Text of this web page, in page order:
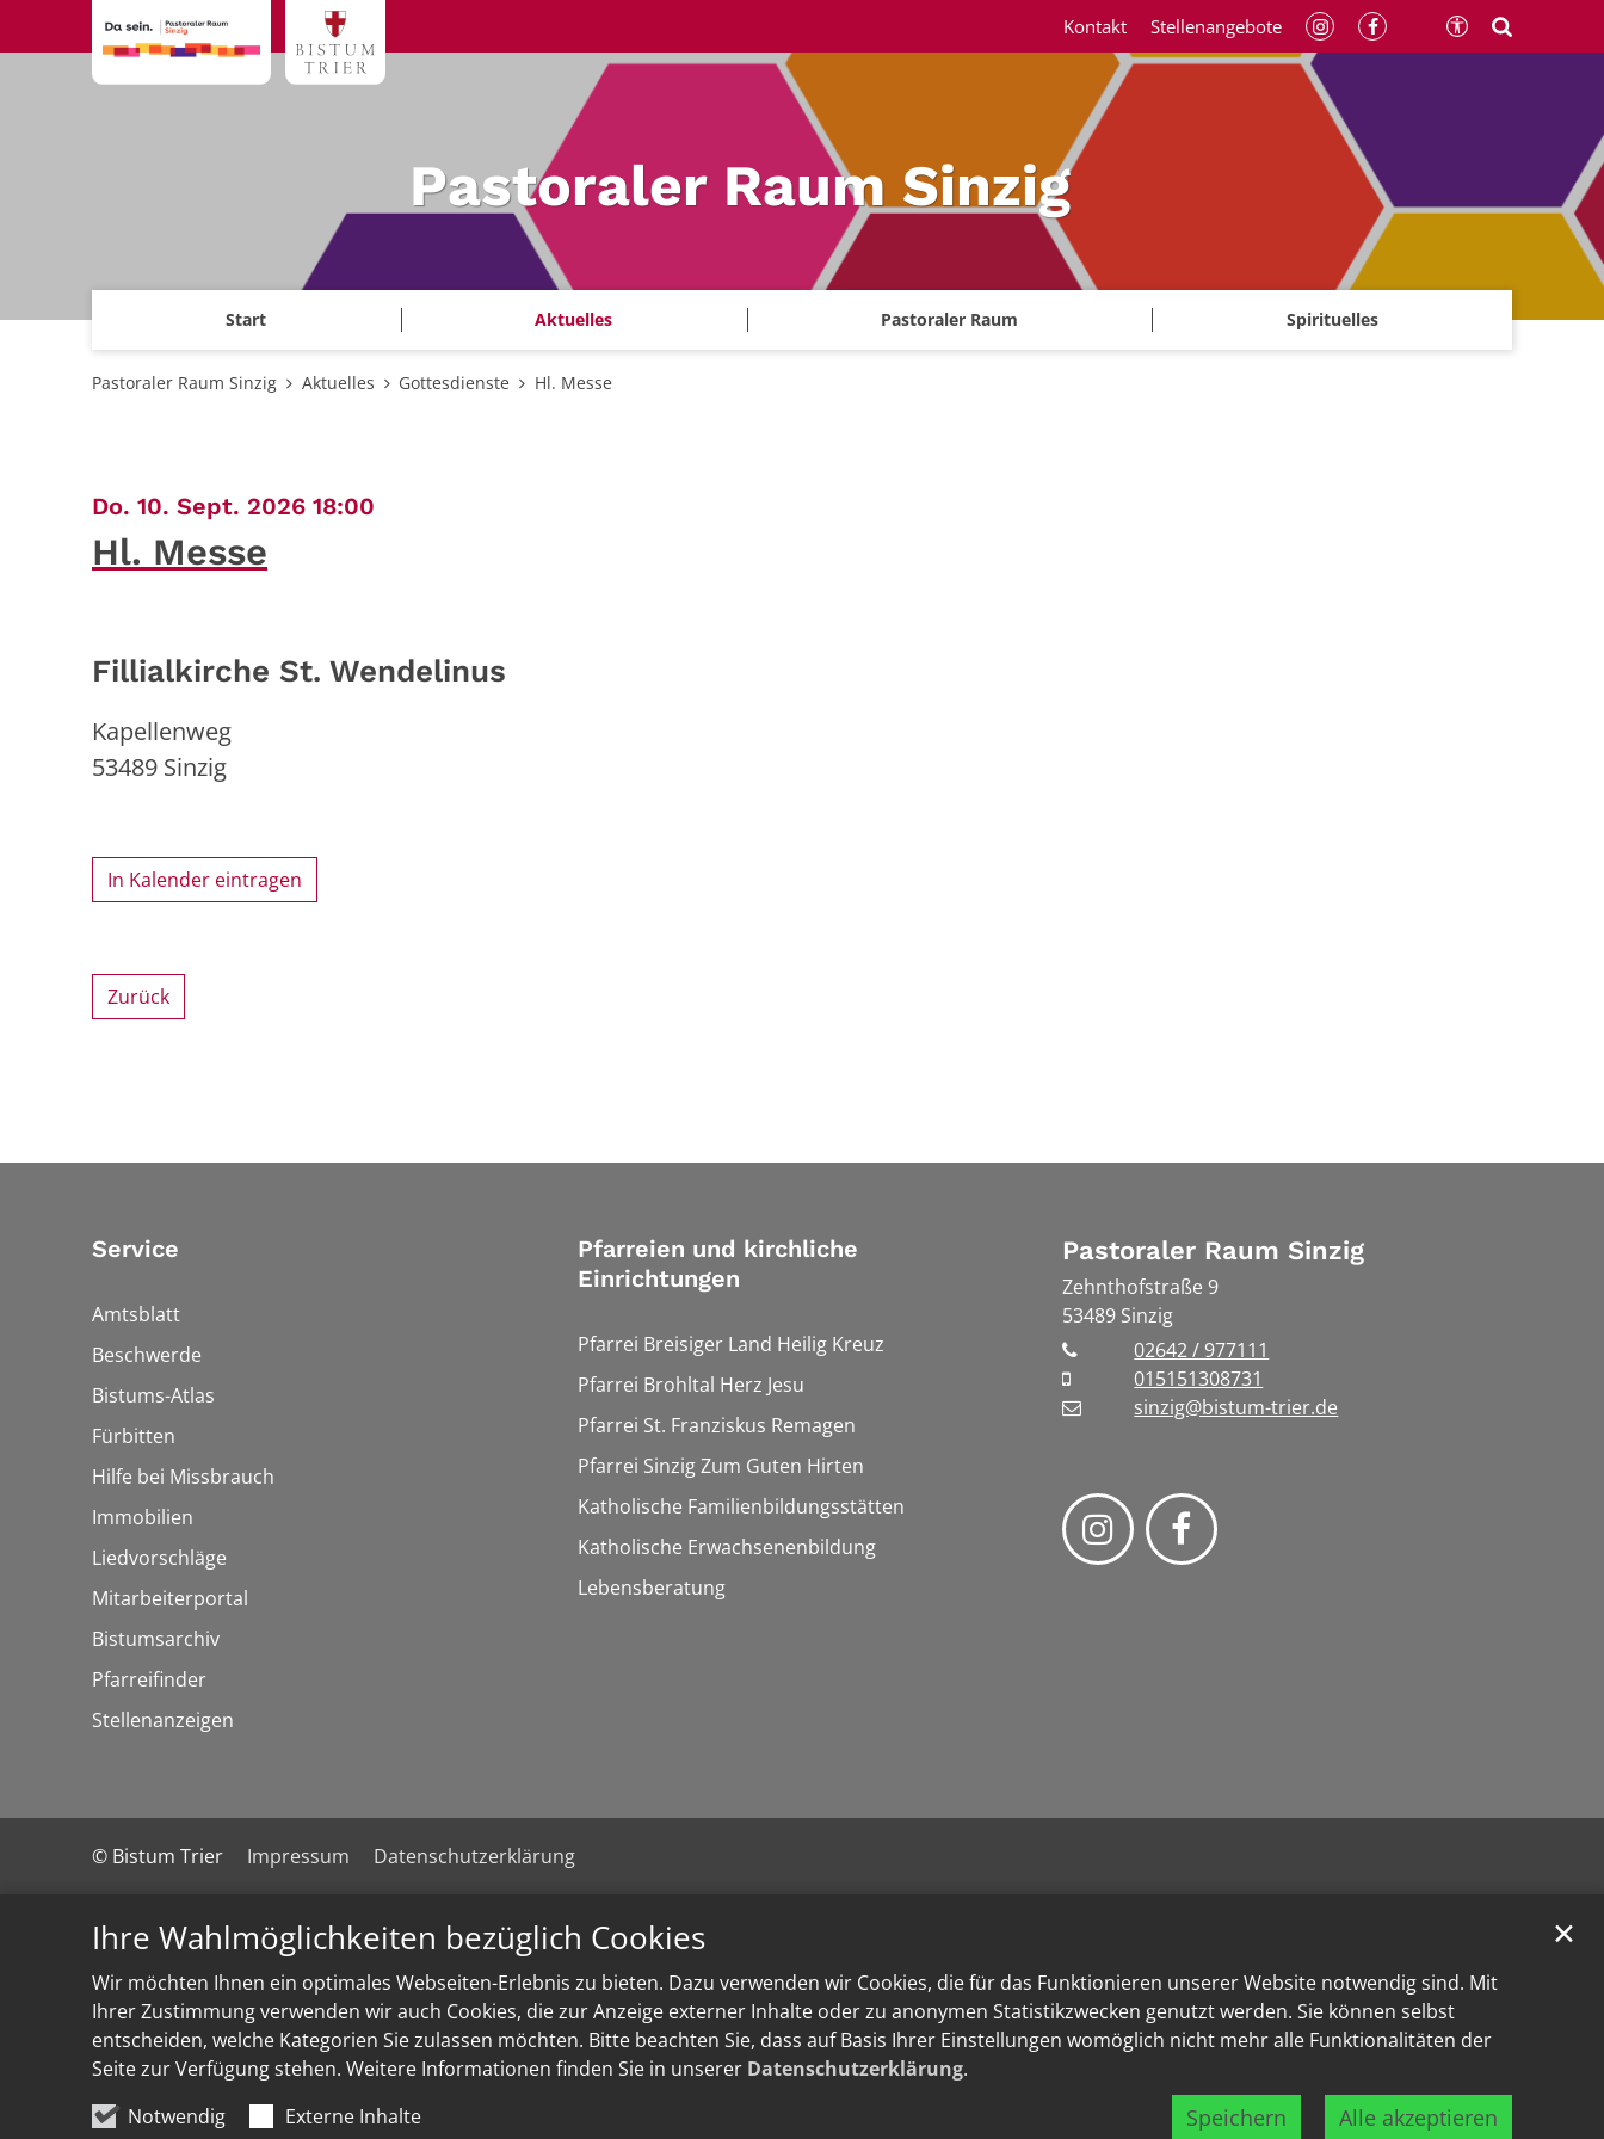
Ihre Wahlmöglichkeiten bezüglich Cookies
Wir möchten Ihnen ein optimales Webseiten-Erlebnis zu bieten. Dazu verwenden wir Cookies, die für das Funktionieren unserer Website notwendig sind. Mit
Ihrer Zustimmung verwenden wir auch Cookies, die zur Anzeige externer Inhalte oder zu anonymen Statistikzwecken genutzt werden. Sie können selbst
entscheiden, welche Kategorien Sie zulassen möchten. Bitte beachten Sie, dass auf Basis Ihrer Einstellungen womöglich nicht mehr alle Funktionalitäten der
Seite zur Verfügung stehen. Weitere Informationen finden Sie in unserer Datenschutzerklärung.
Notwendig
Externe Inhalte Speichern Alle akzeptieren
✕
Pastoraler Raum Sinzig
Start Aktuelles Pastoraler Raum Spirituelles
Kontakt Stellenangebote
Pastoraler Raum Sinzig Aktuelles Gottesdienste Hl. Messe
Do. 10. Sept. 2026 18:00
Hl. Messe
Fillialkirche St. Wendelinus
Kapellenweg
53489 Sinzig
In Kalender eintragen
Zurück
Service
Amtsblatt
Beschwerde
Bistums-Atlas
Fürbitten
Hilfe bei Missbrauch
Immobilien
Liedvorschläge
Mitarbeiterportal
Bistumsarchiv
Pfarreifinder
Stellenanzeigen
Pfarreien und kirchliche
Einrichtungen
Pfarrei Breisiger Land Heilig Kreuz
Pfarrei Brohltal Herz Jesu
Pfarrei St. Franziskus Remagen
Pfarrei Sinzig Zum Guten Hirten
Katholische Familienbildungsstätten
Katholische Erwachsenenbildung
Lebensberatung
Pastoraler Raum Sinzig
Zehnthofstraße 9
53489 Sinzig
02642 / 977111
015151308731
sinzig@bistum-trier.de
© Bistum Trier Impressum Datenschutzerklärung